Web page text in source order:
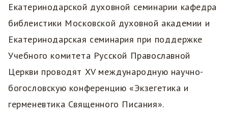
Екатеринодарской духовной семинарии кафедра
библеистики Московской духовной академии и
Екатеринодарская семинария при поддержке
Учебного комитета Русской Православной
Церкви проводят XV международную научно-
богословскую конференцию «Экзегетика и
герменевтика Священного Писания».